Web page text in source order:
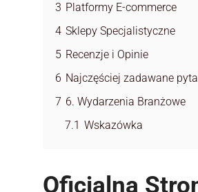
3 Platformy E-commerce
4 Sklepy Specjalistyczne
5 Recenzje i Opinie
6 Najczęściej zadawane
7 6. Wydarzenia Branżowe
7.1 Wskazówka
Oficjalna